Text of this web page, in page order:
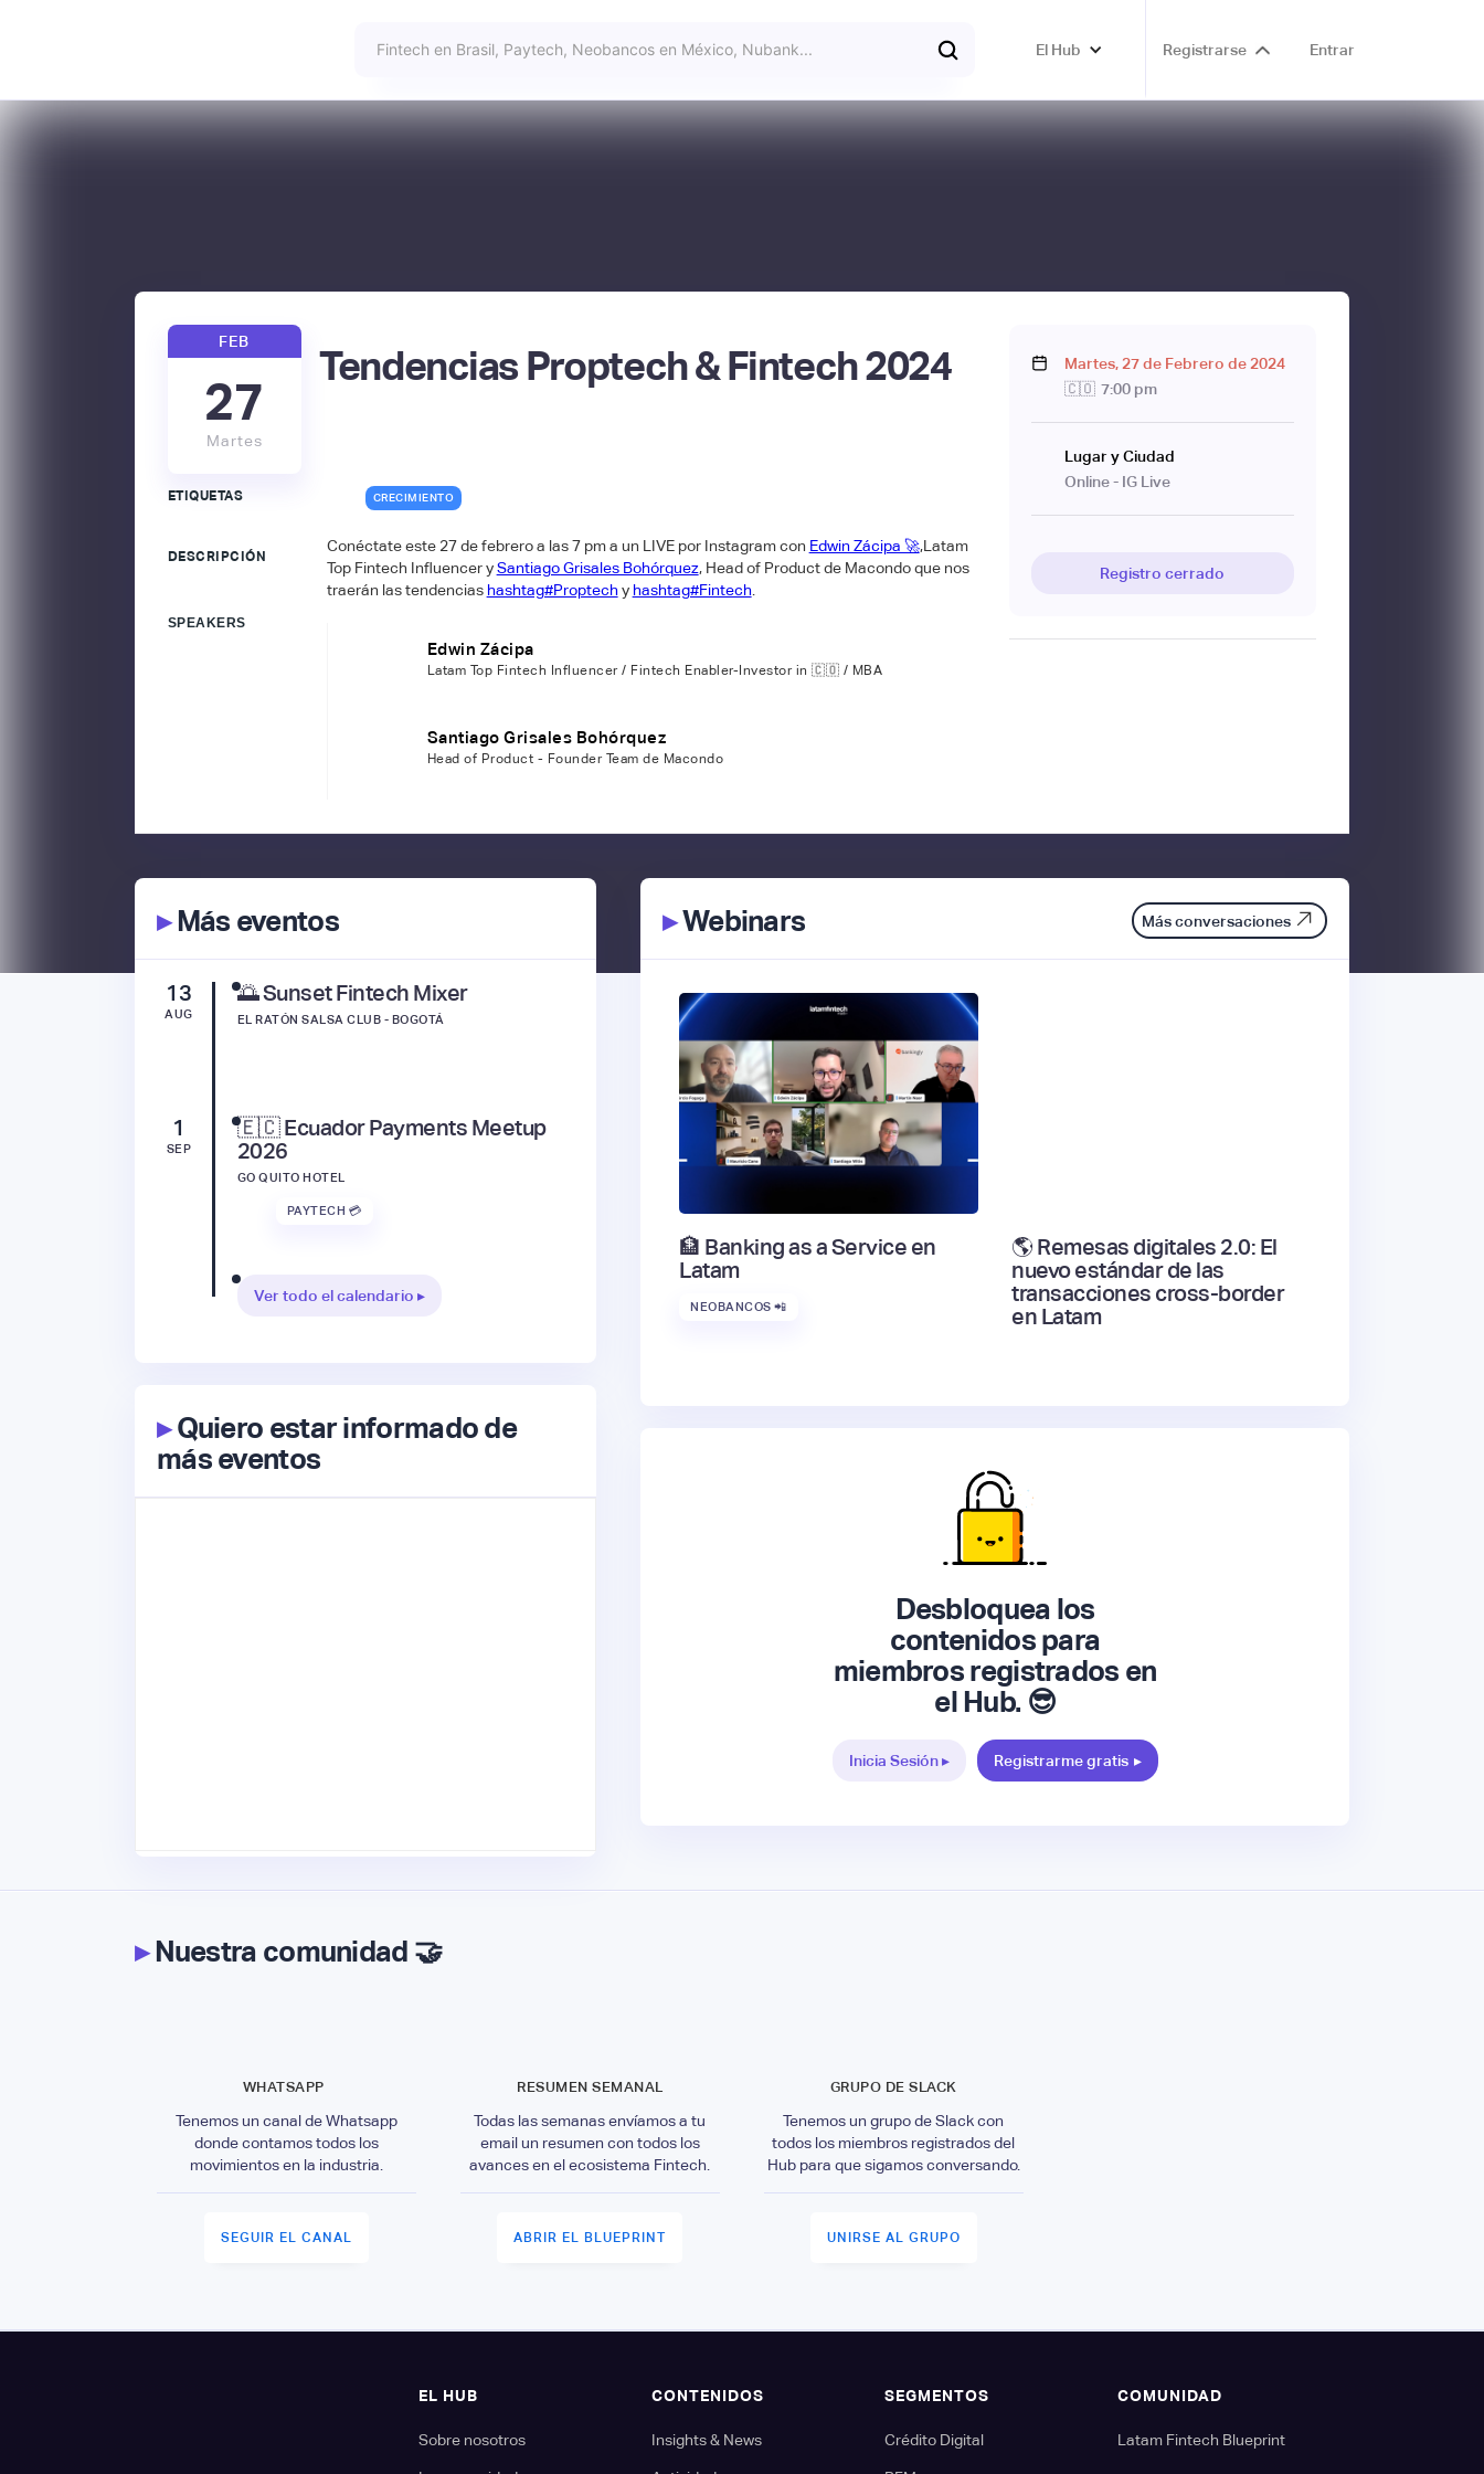
El Hub Registrarse Entrar
FEB
27
Martes
Tendencias Proptech & Fintech 2024
ETIQUETAS CRECIMIENTO
DESCRIPCIÓN
Conéctate este 27 de febrero a las 7 pm a un LIVE por Instagram con Edwin Zácipa 🚀,Latam
Top Fintech Influencer ySantiago Grisales Bohórquez, Head of Product de Macondo que nos
traerán las tendencias hashtag#Proptechy hashtag#Fintech.
SPEAKERS
Edwin Zácipa
Latam Top Fintech Influencer / Fintech Enabler-Investor in 🇨🇴 / MBA
Santiago Grisales Bohórquez
Head of Product - Founder Team de Macondo
Martes, 27 de Febrero de 2024
🇨🇴 7:00 pm
Lugar y Ciudad
Online - IG Live
Registro cerrado
▸Más eventos
13
AUG
🌅 Sunset Fintech Mixer
EL RATÓN SALSA CLUB - BOGOTÁ
1
SEP
🇪🇨 Ecuador Payments Meetup
2026
GO QUITO HOTEL
PAYTECH 💳
Ver todo el calendario ▸
▸Quiero estar informado de
más eventos
▸Webinars Más conversaciones
🏦 Banking as a Service en
Latam
NEOBANCOS 📲
🌎 Remesas digitales 2.0: El
nuevo estándar de las
transacciones cross-border
en Latam
Desbloquea los
contenidos para
miembros registrados en
el Hub. 😎
Inicia Sesión ▸ Registrarme gratis ▸
▸Nuestra comunidad 🤝
WHATSAPP
Tenemos un canal de Whatsapp
donde contamos todos los
movimientos en la industria.
SEGUIR EL CANAL
RESUMEN SEMANAL
Todas las semanas envíamos a tu
email un resumen con todos los
avances en el ecosistema Fintech.
ABRIR EL BLUEPRINT
GRUPO DE SLACK
Tenemos un grupo de Slack con
todos los miembros registrados del
Hub para que sigamos conversando.
UNIRSE AL GRUPO
EL HUB
Sobre nosotros
CONTENIDOS
Insights & News
SEGMENTOS
Crédito Digital
COMUNIDAD
Latam Fintech Blueprint